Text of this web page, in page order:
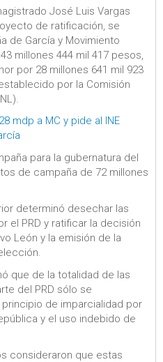
José Luis Vargas
de ratificación, se
de García y Movimiento
millones 444 mil 417 pesos,
por 28 millones 641 mil 923
por la Comisión
mdp a MC y pide al INE
para la gubernatura del
de campaña de 72 millones
determinó desechar las
el PRD y ratificar la decisión
León y la emisión de la
que de la totalidad de las
del PRD sólo se
de imparcialidad por
y el uso indebido de
consideraron que estas